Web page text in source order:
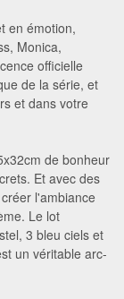
en émotion,
Monica,
officielle
de la série, et
et dans votre
de bonheur
Et avec des
l'ambiance
Le lot
3 bleu ciels et
un véritable arc-